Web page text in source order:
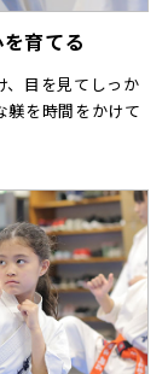
育てる
、目を見てしっか
躾を時間をかけて